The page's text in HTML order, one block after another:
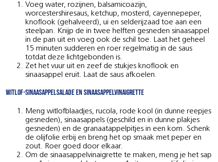
Voeg water, rozijnen, balsamicoazijn,
worcestershiresaus, ketchup, mosterd, cayennepeper,
knoflook (gehalveerd), ui en selderijzaad toe aan een
steelpan. Knijp de in twee helften gesneden sinaasappel
in de pan uit en voeg ook de schil toe. Laat het geheel
15 minuten sudderen en roer regelmatig in de saus
totdat deze lichtgebonden is.
Zet het vuur uit en zeef de stukjes knoflook en
sinaasappel eruit. Laat de saus afkoelen.
Witlof-sinaasappelsalade en sinaasappelvinaigrette
Meng witlofblaadjes, rucola, rode kool (in dunne reepjes
gesneden), sinaasappels (geschild en in dunne plakjes
gesneden) en de granaatappelpitjes in een kom. Schenk
de olijfolie erbij en breng het op smaak met peper en
zout. Roer goed door elkaar.
Om de sinaasappelvinaigrette te maken, meng je het sap